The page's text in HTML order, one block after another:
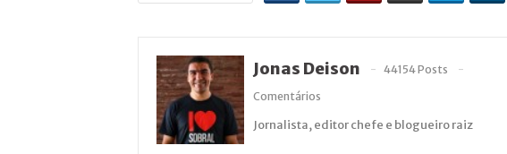
Jonas Deison
44154 Posts
Comentários
Jornalista, editor chefe e blogueiro raiz